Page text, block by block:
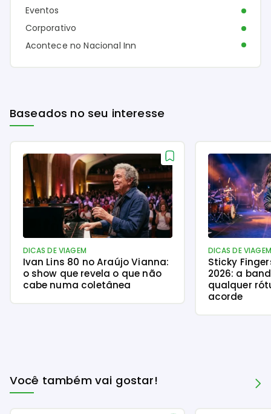
Eventos
Corporativo
Acontece no Nacional Inn
Baseados no seu interesse
DICAS DE VIAGEM
Ivan Lins 80 no Araújo Vianna:
o show que revela o que não
cabe numa coletânea
DICAS DE VIAGEM
Sticky
2026: a
qualquer
acorde
Você também vai gostar!